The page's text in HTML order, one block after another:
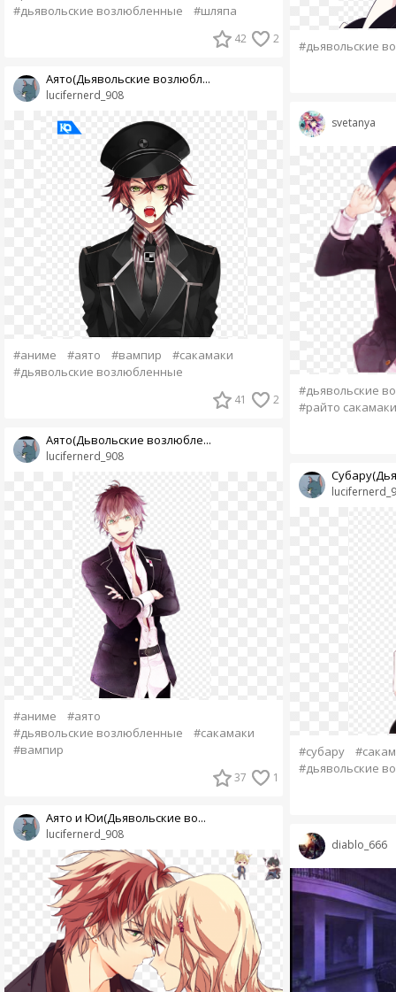
#дьявольские возлюбленные
#шляпа
42 2
lucifernerd_908
Аято(Дьявольские возлюбл...
#аниме #аято #вампир
#сакамаки
#дьявольские возлюбленные
41 2
lucifernerd_908
Аято(Дьвольские возлюбле...
#аниме
#аято
#дьявольские возлюбленные
#сакамаки
#вампир
37 1
lucifernerd_908
Аято и Юи(Дьявольские во...
#дьявольские
svetanya
#дьявольские
#райто сакамаки
#субару
#дьявольские
diablo_666